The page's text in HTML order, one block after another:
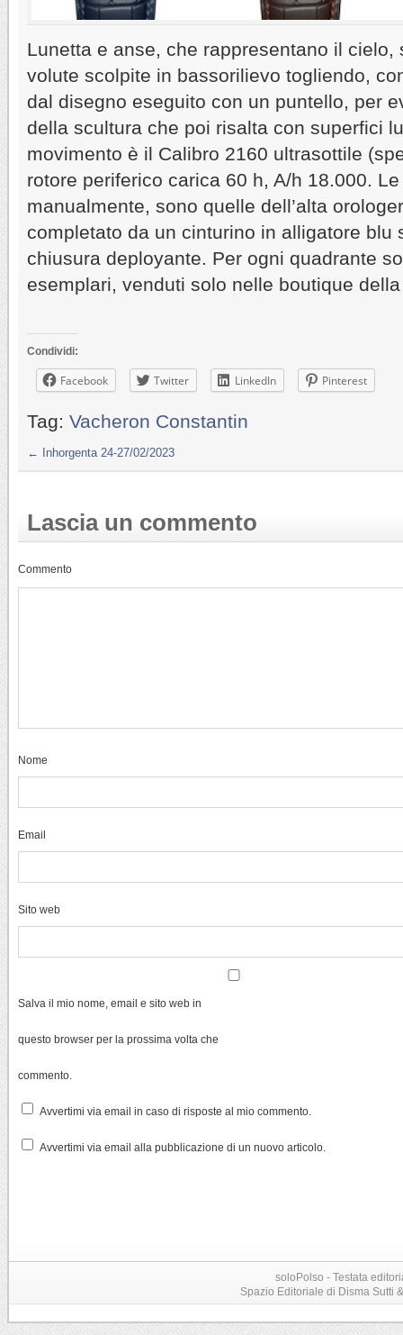
Lunetta e anse, che rappresentano il cielo,
volute scolpite in bassorilievo togliendo,
dal disegno eseguito con un puntello, per
della scultura che poi risalta con superfici
movimento è il Calibro 2160 ultrasottile
rotore periferico carica 60 h, A/h 18.000.
manualmente, sono quelle dell’alta
completato da un cinturino in alligatore blu
chiusura deployante. Per ogni quadrante
esemplari, venduti solo nelle boutique
Condividi:
Facebook Twitter LinkedIn Pinterest
Tag: Vacheron Constantin
← Inhorgenta 24-27/02/2023
Lascia un commento
Commento
Nome
Email
Sito web
Salva il mio nome, email e sito web in
questo browser per la prossima volta che
commento.
Avvertimi via email in caso di risposte al mio commento.
Avvertimi via email alla pubblicazione di un nuovo articolo.
soloPolso - Testata
Spazio Editoriale di Disma Sutti